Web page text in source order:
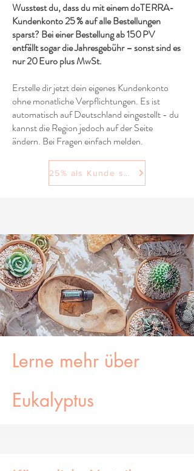
Wusstest du, dass du mit einem doTERRA-
Kundenkonto 25 % auf alle Bestellungen
sparst? Bei einer Bestellung ab 150 PV
entfällt sogar die Jahresgebühr – sonst sind es
nur 20 Euro plus MwSt.
Erstelle dir jetzt dein eigenes Kundenkonto
ohne monatliche Verpflichtungen. Es ist
automatisch auf Deutschland eingestellt - du
kannst die Region jedoch auf der Seite
ändern. Bei Fragen einfach melden.
25% als Kunde sparen
Lerne mehr über
Eukalyptus